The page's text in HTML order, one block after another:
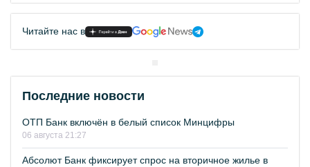
Читайте нас в
Последние новости
ОТП Банк включён в белый список Минцифры
06 августа 21:27
Абсолют Банк фиксирует спрос на вторичное жилье в